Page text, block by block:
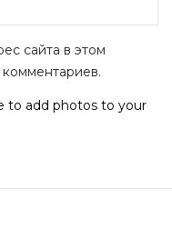
сайта в этом
to add photos to your